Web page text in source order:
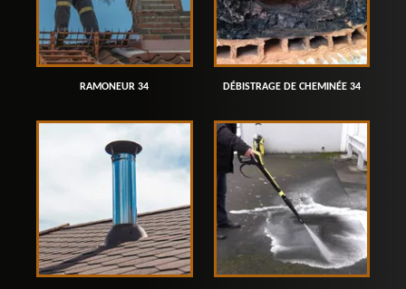
RAMONEUR 34 DÉBISTRAGE DE CHEMINÉE 34